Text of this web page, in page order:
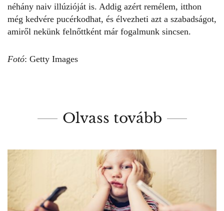
néhány naiv illúzióját is. Addig azért remélem, itthon
még kedvére pucérkodhat, és élvezheti azt a szabadságot,
amiről nekünk felnőttként már fogalmunk sincsen.
Fotó: Getty Images
Olvass tovább